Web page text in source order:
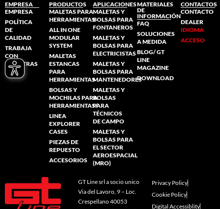
EMPRESA
EMPRESA
POLÍTICA
DE
CALIDAD
TRABAJA
CON
NOSOTRAS
PRODUCTOS
MALETAS PARA
HERRAMIENTAS
ALL IN ONE
MODULAR
SYSTEM
MALETAS
ESTANCAS
PARA
HERRAMIENTAS
BOLSAS Y
MOCHILAS PARA
HERRAMIENTAS/
LINEA
EXPLORER
CASES
PIEZAS DE
REPUESTO
ACCESORIOS
APLICACIONES
MALETAS Y
BOLSAS PARA
FONTANEROS
MALETAS Y
BOLSAS PARA
ELECTRICISTAS
MALETAS Y
BOLSAS PARA
MANTENEDORES
MALETAS Y
BOLSAS
PARA
TÉCNICOS
DE CAMPO
MALETAS Y
BOLSAS PARA
EL SECTOR
AEROESPACIAL
(MRO)
MATERIALES
DE
INFORMACIÓN
FAQ
SOLUCIONES
A MEDIDA
BLOG/ GT
LINE
MAGAZINE
DOWNLOAD
CONTACTOS
CONTACTO
DEALER
IDIOMA
ACCESO
GT Line srl a socio unico
Via del Lavoro, 9 – Loc.
Crespellano 40053
Privacy Policy
Cookie Policy
Digital Accessiblity